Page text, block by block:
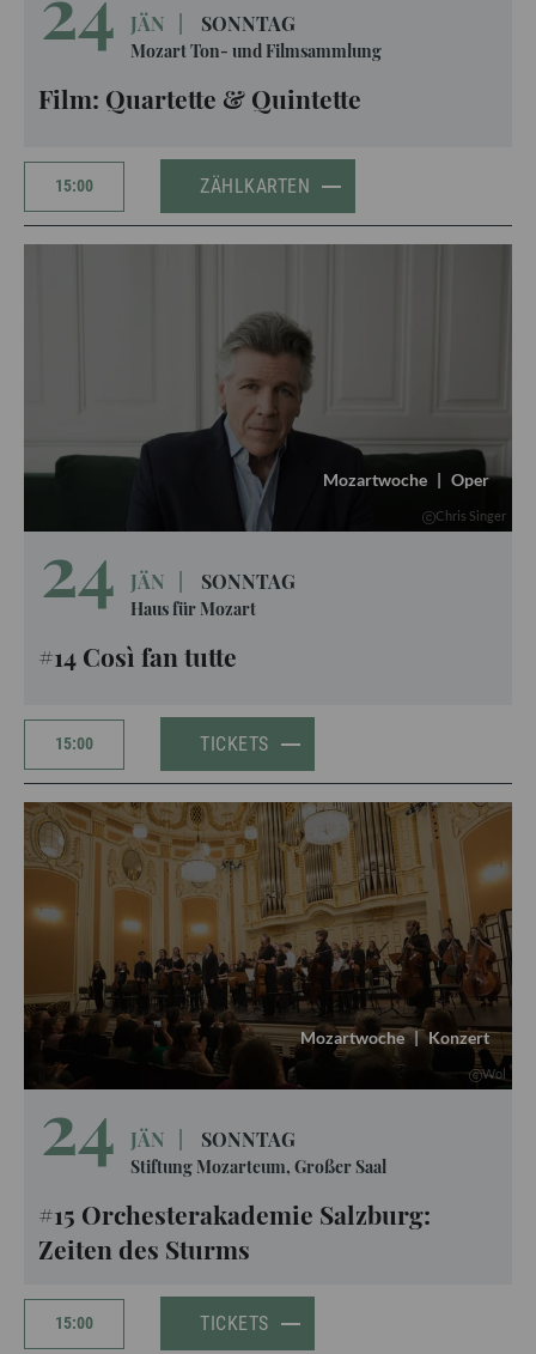
JÄN SONNTAG
Mozart Ton- und Filmsammlung
Film: Quartette & Quintette
15:00 ZÄHLKARTEN
Mozartwoche | Oper
Chris Singer
24 JÄN SONNTAG
Haus für Mozart
#14 Così fan tutte
15:00 TICKETS
Mozartwoche | Konzert
Wol
24 JÄN SONNTAG
Stiftung Mozarteum, Großer Saal
#15 Orchesterakademie Salzburg:
Zeiten des Sturms
15:00 TICKETS